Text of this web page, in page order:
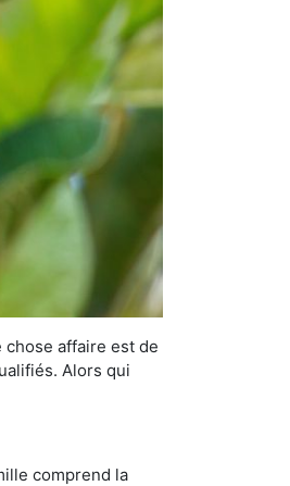
affaire est de
Alors qui
comprend la